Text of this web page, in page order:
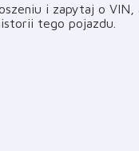
i zapytaj o VIN,
tego pojazdu